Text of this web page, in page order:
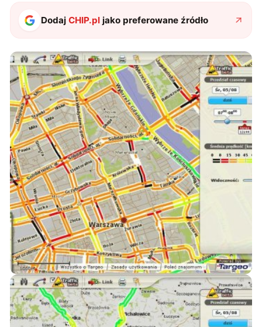
DodajCHIP.pl jako preferowane źródło